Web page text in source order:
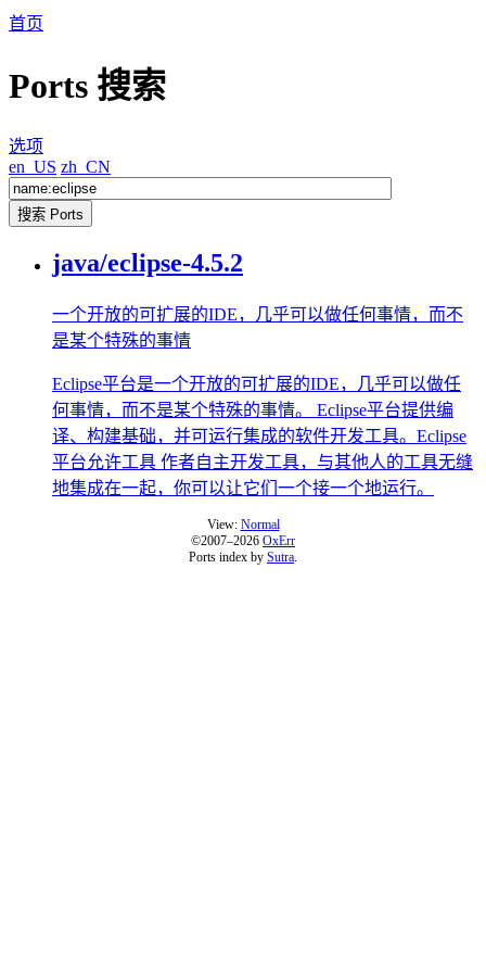
首页
Ports 搜索
选项
en_US zh_CN
java/eclipse-4.5.2
一个开放的可扩展的IDE，几乎可以做任何事情，而不
是某个特殊的事情
Eclipse平台是一个开放的可扩展的IDE，几乎可以做任
何事情，而不是某个特殊的事情。 Eclipse平台提供编
译、构建基础，并可运行集成的软件开发工具。Eclipse
平台允许工具 作者自主开发工具，与其他人的工具无缝
地集成在一起，你可以让它们一个接一个地运行。
View: Normal
©2007–2026 OxErr
Ports index by Sutra